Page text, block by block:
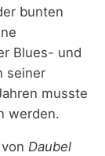
bunten
Blues- und
seiner
musste
werden.
Daubel